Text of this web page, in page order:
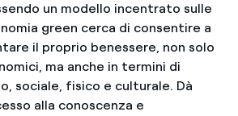
un modello incentrato sulle
green cerca di consentire a
il proprio benessere, non solo
ma anche in termini di
sociale, fisico e culturale. Dà
alla conoscenza e